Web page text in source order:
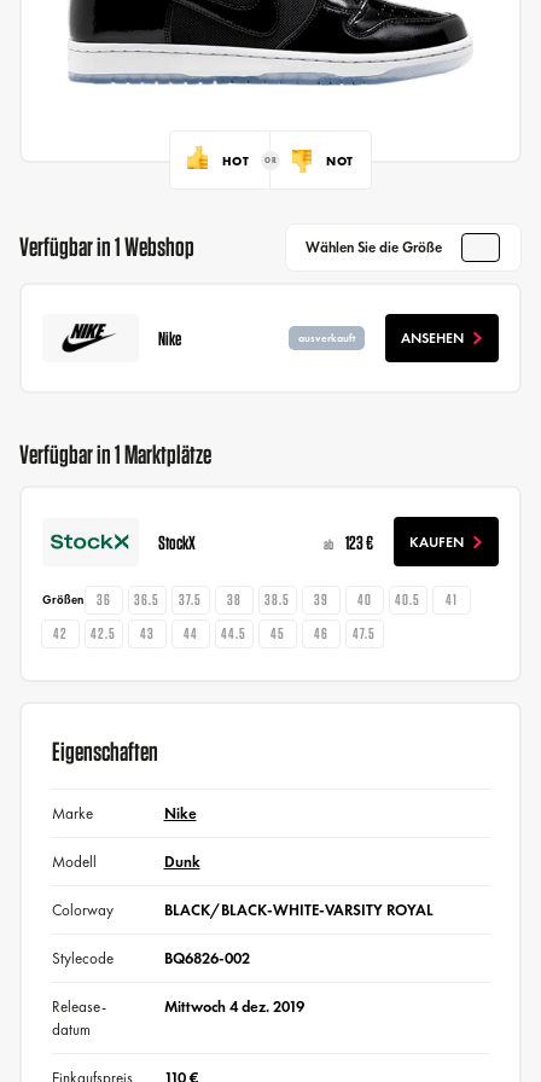
HOT NOT
Verfügbar in 1 Webshop Wählen Sie die Größe
Nike ausverkauft ANSEHEN
Verfügbar in 1 Marktplätze
StockX ab 123 € KAUFEN
Größen 36 36.5 37.5 38 38.5 39 40 40.5
41
42
42.5 43 44 44.5 45 46 47.5
Eigenschaften
Marke Nike
Modell Dunk
Colorway BLACK/BLACK-WHITE-VARSITY ROYAL
Stylecode BQ6826-002
Release-
datum
Mittwoch 4 dez. 2019
Einkaufspreis 110 €